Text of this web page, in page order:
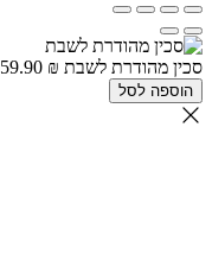
סכין מהודרת לשבת 59.90 ₪
הוספה לסל